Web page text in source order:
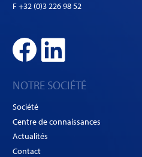
F +32 (0)3 226 98 52
NOTRE SOCIÉTÉ
Société
Centre de connaissances
Actualités
Contact